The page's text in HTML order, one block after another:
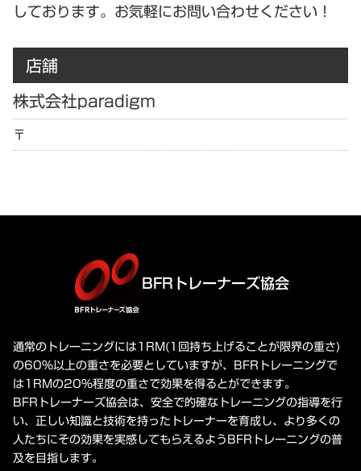
しております。お気軽にお問い合わせください！
店舗
株式会社paradigm
〒
BFRトレーナーズ協会
通常のトレーニングには1RM(1回持ち上げることが限界の重さ)
の60%以上の重さを必要としていますが、BFRトレーニングで
は1RMの20%程度の重さで効果を得るとができます。
BFRトレーナーズ協会は、安全で的確なトレーニングの指導を行
い、正しい知識と技術を持ったトレーナーを育成し、より多くの
人たちにその効果を実感してもらえるようBFRトレーニングの普
及を目指します。